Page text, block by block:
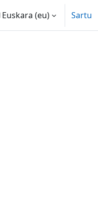
Euskara ‎(eu)‎ Sartu